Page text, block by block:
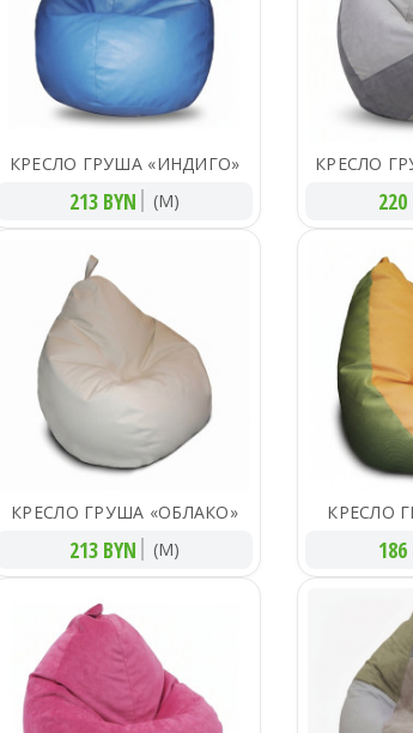
КРЕСЛО ГРУША «ИНДИГО»
213 BYN (M)
КРЕСЛО
220
КРЕСЛО ГРУША «ОБЛАКО»
213 BYN (M)
КРЕСЛО
186